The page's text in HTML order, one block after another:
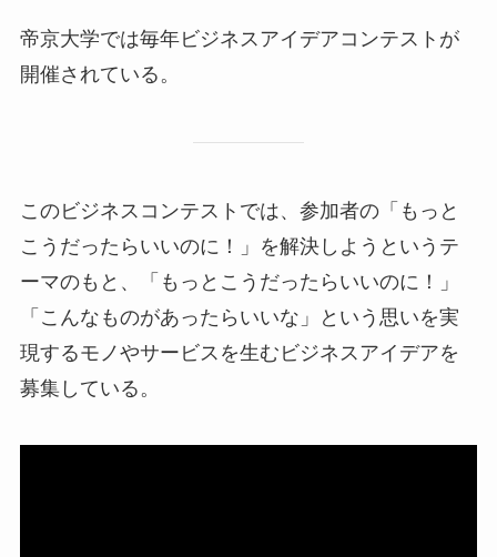
帝京大学では毎年ビジネスアイデアコンテストが
開催されている。
このビジネスコンテストでは、参加者の「もっと
こうだったらいいのに！」を解決しようというテ
ーマのもと、「もっとこうだったらいいのに！」
「こんなものがあったらいいな」という思いを実
現するモノやサービスを生むビジネスアイデアを
募集している。